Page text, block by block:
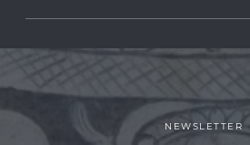
NEWSLETTER